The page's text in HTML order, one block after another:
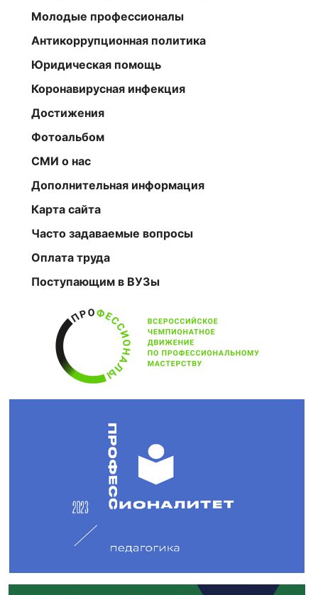
Молодые профессионалы
Антикоррупционная политика
Юридическая помощь
Коронавирусная инфекция
Достижения
Фотоальбом
СМИ о нас
Дополнительная информация
Карта сайта
Часто задаваемые вопросы
Оплата труда
Поступающим в ВУЗы